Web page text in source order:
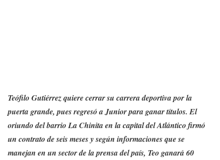
Teófilo Gutiérrez quiere cerrar su carrera deportiva por la
puerta grande, pues regresó a Junior para ganar títulos. El
oriundo del barrio La Chinita en la capital del Atlántico firmó
un contrato de seis meses y según informaciones que se
manejan en un sector de la prensa del país, Teo ganará 60